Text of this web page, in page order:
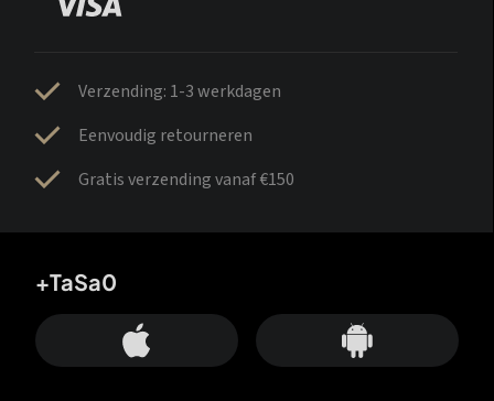
Verzending: 1-3 werkdagen
Eenvoudig retourneren
Gratis verzending vanaf €150
+TaSa0